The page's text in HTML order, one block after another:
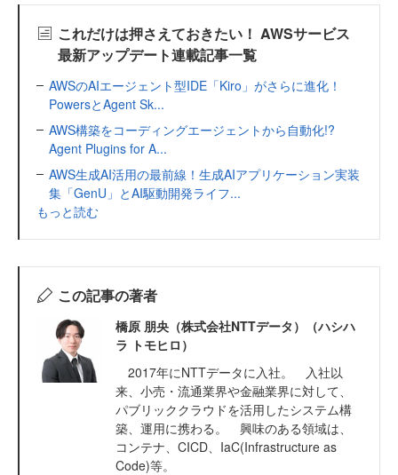
これだけは押さえておきたい！ AWSサービス
最新アップデート連載記事一覧
AWSのAIエージェント型IDE「Kiro」がさらに進化！
PowersとAgent Sk...
AWS構築をコーディングエージェントから自動化!?
Agent Plugins for A...
AWS生成AI活用の最前線！生成AIアプリケーション実装
集「GenU」とAI駆動開発ライフ...
もっと読む
この記事の著者
橋原 朋央（株式会社NTTデータ）（ハシハ
ラ トモヒロ）
2017年にNTTデータに入社。 入社以
来、小売・流通業界や金融業界に対して、
パブリッククラウドを活用したシステム構
築、運用に携わる。 興味のある領域は、
コンテナ、CICD、IaC(Infrastructure as
Code)等。